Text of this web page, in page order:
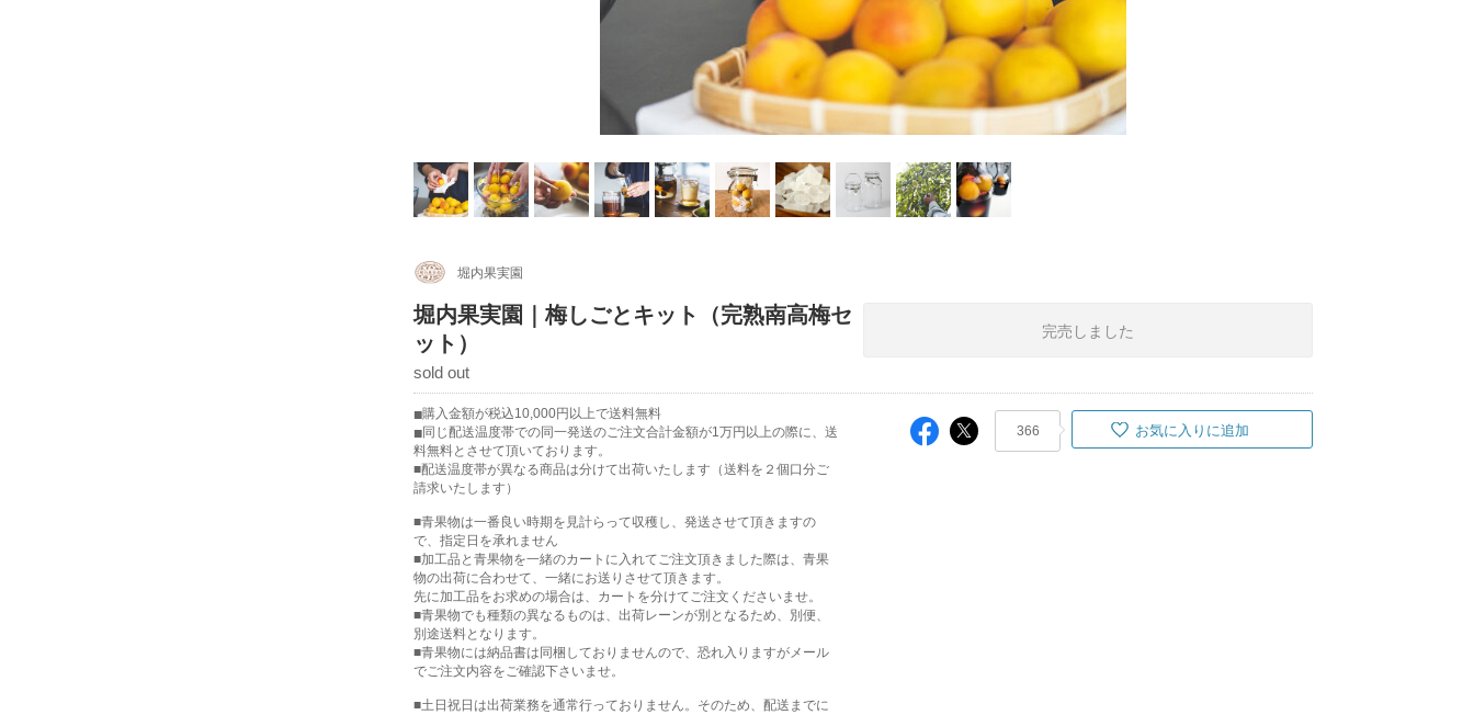
堀内果実園
堀内果実園｜梅しごとキット（完熟南高梅セ
ット）
sold out
完売しました
購入金額が税込10,000円以上で送料無料
同じ配送温度帯での同一発送のご注文合計金額が1万円以上の際に、送
料無料とさせて頂いております。
■配送温度帯が異なる商品は分けて出荷いたします（送料を２個口分ご
請求いたします）
■青果物は一番良い時期を見計らって収穫し、発送させて頂きますの
で、指定日を承れません
■加工品と青果物を一緒のカートに入れてご注文頂きました際は、青果
物の出荷に合わせて、一緒にお送りさせて頂きます。
先に加工品をお求めの場合は、カートを分けてご注文くださいませ。
■青果物でも種類の異なるものは、出荷レーンが別となるため、別便、
別途送料となります。
■青果物には納品書は同梱しておりませんので、恐れ入りますがメール
でご注文内容をご確認下さいませ。
■土日祝日は出荷業務を通常行っておりません。そのため、配送までに
366 お気に入りに追加